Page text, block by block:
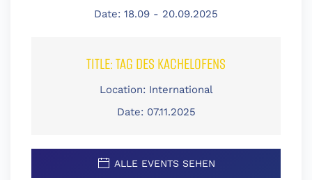
Date: 18.09 - 20.09.2025
TITLE:TAG DES KACHELOFENS
Location: International
Date: 07.11.2025
ALLE EVENTS SEHEN